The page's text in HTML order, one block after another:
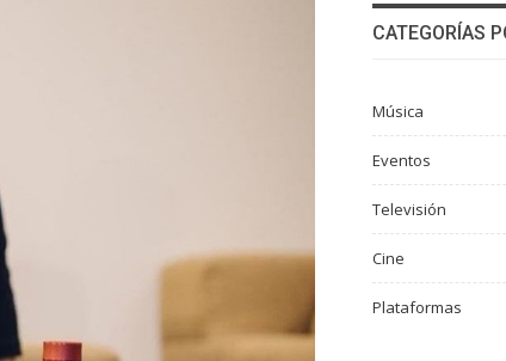
CATEGORÍAS
Música
Eventos
Televisión
Cine
Plataformas